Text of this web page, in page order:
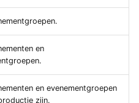
en
en evenementgroepen
zijn.